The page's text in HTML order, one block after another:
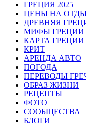
ГРЕЦИЯ 2025
ЦЕНЫ НА
ДРЕВНЯЯ
МИФЫ ГРЕЦИИ
КАРТА ГРЕЦИИ
КРИТ
АРЕНДА АВТО
ПОГОДА
ПЕРЕВОДЫ
ОБРАЗ ЖИЗНИ
РЕЦЕПТЫ
ФОТО
СООБЩЕСТВА
БЛОГИ